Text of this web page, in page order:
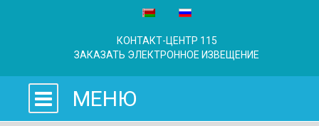
КОНТАКТ-ЦЕНТР 115
ЗАКАЗАТЬ ЭЛЕКТРОННОЕ ИЗВЕЩЕНИЕ
МЕНЮ